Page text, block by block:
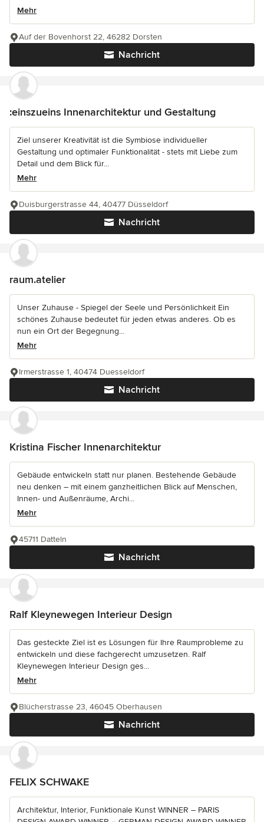
Mehr
Nachricht
Auf der Bovenhorst 22, 46282 Dorsten
:einszueins Innenarchitektur und Gestaltung
Ziel unserer Kreativität ist die Symbiose individueller
Gestaltung und optimaler Funktionalität - stets mit Liebe zum
Detail und dem Blick für...
Mehr
Nachricht
Duisburgerstrasse 44, 40477 Düsseldorf
raum.atelier
Unser Zuhause - Spiegel der Seele und Persönlichkeit Ein
schönes Zuhause bedeutet für jeden etwas anderes. Ob es
nun ein Ort der Begegnung...
Mehr
Nachricht
Irmerstrasse 1, 40474 Duesseldorf
Kristina Fischer Innenarchitektur
Gebäude entwickeln statt nur planen. Bestehende Gebäude
neu denken – mit einem ganzheitlichen Blick auf Menschen,
Innen- und Außenräume, Archi...
Mehr
Nachricht
45711 Datteln
Ralf Kleynewegen Interieur Design
Das gesteckte Ziel ist es Lösungen für Ihre Raumprobleme zu
entwickeln und diese fachgerecht umzusetzen. Ralf
Kleynewegen Interieur Design ges...
Mehr
Nachricht
Blücherstrasse 23, 46045 Oberhausen
FELIX SCHWAKE
Architektur, Interior, Funktionale Kunst WINNER – PARIS